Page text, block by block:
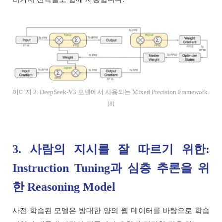
이미지 2. DeepSeek-V3 모델에서 사용되는 Mixed Precision Framework.
[8]
3. 사람의 지시를 잘 따르기 위한:
Instruction Tuning과 심층 추론을 위
한 Reasoning Model
사전 학습된 모델은 방대한 양의 웹 데이터를 바탕으로 학습